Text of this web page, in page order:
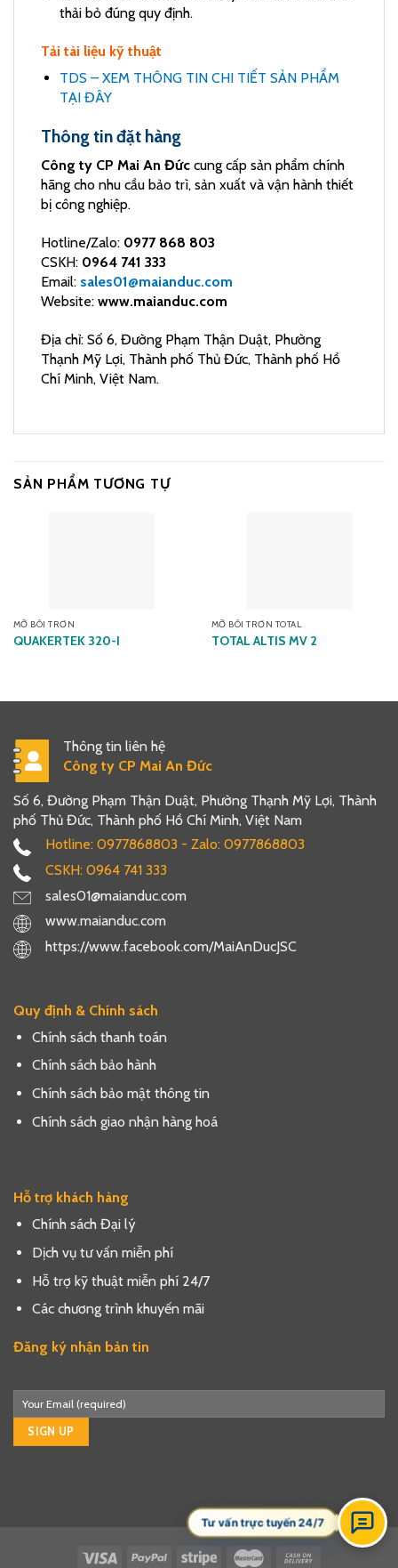
thải bỏ đúng quy định.
Tải tài liệu kỹ thuật
TDS – XEM THÔNG TIN CHI TIẾT SẢN PHẨM
TẠI ĐÂY
Thông tin đặt hàng
Công ty CP Mai An Đức cung cấp sản phẩm chính
hãng cho nhu cầu bảo trì, sản xuất và vận hành thiết
bị công nghiệp.
Hotline/Zalo: 0977 868 803
CSKH: 0964 741 333
Email: sales01@maianduc.com
Website: www.maianduc.com
Địa chỉ: Số 6, Đường Phạm Thận Duật, Phường
Thạnh Mỹ Lợi, Thành phố Thủ Đức, Thành phố Hồ
Chí Minh, Việt Nam.
SẢN PHẨM TƯƠNG TỰ
MỠ BÔI TRƠN
QUAKERTEK 320-I
MỠ BÔI TRƠN TOTAL
TOTAL ALTIS MV 2
Thông tin liên hệ
Công ty CP Mai An Đức
Số 6, Đường Phạm Thận Duật, Phường Thạnh Mỹ Lợi, Thành
phố Thủ Đức, Thành phố Hồ Chí Minh, Việt Nam
Hotline: 0977868803 - Zalo: 0977868803
CSKH: 0964 741 333
sales01@maianduc.com
www.maianduc.com
https://www.facebook.com/MaiAnDucJSC
Quy định & Chính sách
Chính sách thanh toán
Chính sách bảo hành
Chính sách bảo mật thông tin
Chính sách giao nhận hàng hoá
Hỗ trợ khách hàng
Chính sách Đại lý
Dịch vụ tư vấn miễn phí
Hỗ trợ kỹ thuật miễn phí 24/7
Các chương trình khuyến mãi
Đăng ký nhận bản tin
Tư vấn trực tuyến 24/7